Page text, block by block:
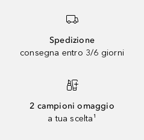
Spedizione
consegna entro 3/6 giorni
2 campioni omaggio
a tua scelta¹